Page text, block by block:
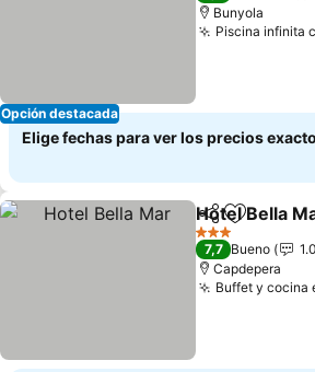
Opción destacada
Bunyola
Piscina infinita
Elige fechas para ver los precios
Compartir
Agregar
Hotel Bella
3 Estrellas
7,7 Bueno
Capdepera
Buffet y cocina